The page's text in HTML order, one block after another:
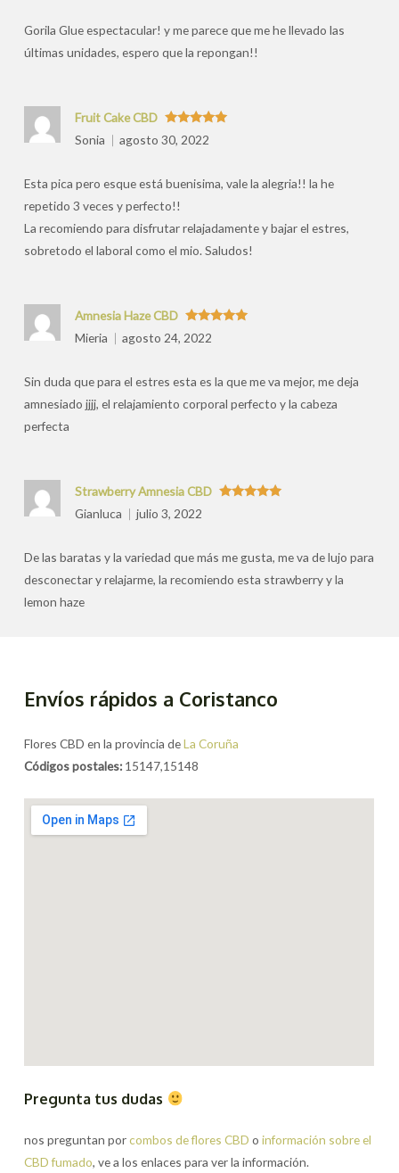
Gorila Glue espectacular! y me parece que me he llevado las
últimas unidades, espero que la repongan!!
Valorado
con5de 5
Fruit Cake CBD
Sonia
agosto 30, 2022
Esta pica pero esque está buenisima, vale la alegria!! la he
repetido 3 veces y perfecto!!
La recomiendo para disfrutar relajadamente y bajar el estres,
sobretodo el laboral como el mio. Saludos!
Valorado
con5
Amnesia Haze CBD
Mieria
agosto 24, 2022
Sin duda que para el estres esta es la que me va mejor, me deja
amnesiado jjjj, el relajamiento corporal perfecto y la cabeza
perfecta
Strawberry Amnesia CBD
Gianluca
julio 3, 2022
De las baratas y la variedad que más me gusta, me va de lujo para
desconectar y relajarme, la recomiendo esta strawberry y la
lemon haze
Envíos rápidos a Coristanco
Flores CBD en la provincia deLa Coruña
Códigos postales: 15147,15148
Pregunta tus dudas
nos preguntan porcombos de flores CBD oinformación sobre el
CBD fumado, ve a los enlaces para ver la información.